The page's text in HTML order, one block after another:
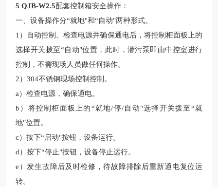
5 QJB-W2.5配套控制箱安全操作：
一、设备操作分“就地"和“自动"两种形式。
1）自动控制。检查电源并确保通电后，将控制柜面板上的
选择开关拨至“自动"位置，此时，潜污泵即由中控室进行
控制，不需现场人员做任何操作。
2） 304不锈钢现场控制 控制。
a）检查电源，确保通电。
b）将控制柜面板上的“就地/停/自动"选择开关拨至“就
地"位置。
c）按下“启动"按钮，设备运行。
d）按下“停止"按钮，设备停止运行。
e）发生故障后及时检修，待故障排除后重新通电复位运
转。